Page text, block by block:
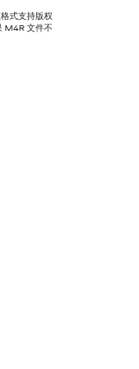
式支持版权
M4R 文件不